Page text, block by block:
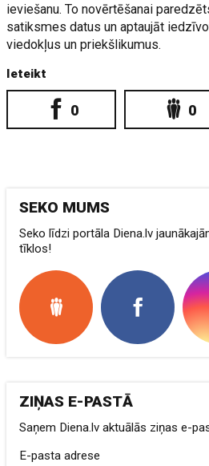
ieviešanu. To novērtēšanai
satiksmes datus un aptaujāt
viedokļus un priekšlikumus.
Ieteikt
0 0
SEKO MUMS
Seko līdzi portāla Diena.lv
tīklos!
ZIŅAS E-PASTĀ
Saņem Diena.lv aktuālās ziņas e-
E-pasta adrese